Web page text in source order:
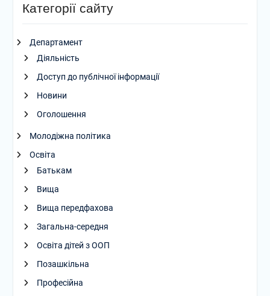
Категорії сайту
Департамент
Діяльність
Доступ до публічної інформації
Новини
Оголошення
Молодіжна політика
Освіта
Батькам
Вища
Вища передфахова
Загальна-середня
Освіта дітей з ООП
Позашкільна
Професійна